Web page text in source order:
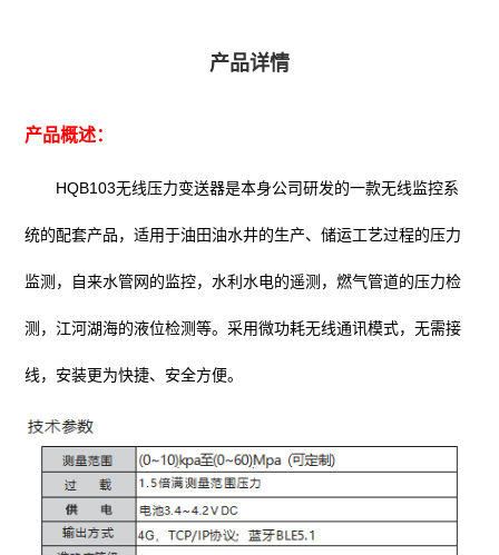
产品详情
产品概述：
HQB103无线压力变送器是本身公司研发的一款无线监控系
统的配套产品，适用于油田油水井的生产、储运工艺过程的压力
监测，自来水管网的监控，水利水电的遥测，燃气管道的压力检
测，江河湖海的液位检测等。采用微功耗无线通讯模式，无需接
线，安装更为快捷、安全方便。